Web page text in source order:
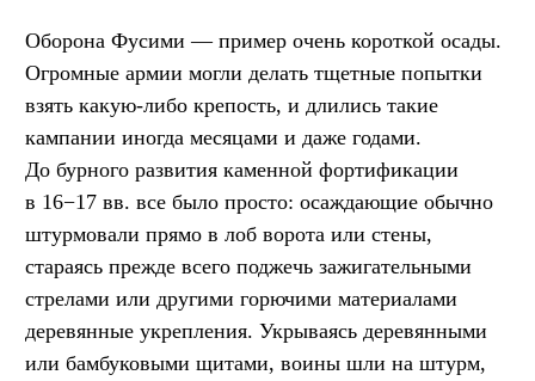
Оборона Фусими — пример очень короткой осады.
Огромные армии могли делать тщетные попытки
взять какую-либо крепость, и длились такие
кампании иногда месяцами и даже годами.
До бурного развития каменной фортификации
в 16−17 вв. все было просто: осаждающие обычно
штурмовали прямо в лоб ворота или стены,
стараясь прежде всего поджечь зажигательными
стрелами или другими горючими материалами
деревянные укрепления. Укрываясь деревянными
или бамбуковыми щитами, воины шли на штурм,